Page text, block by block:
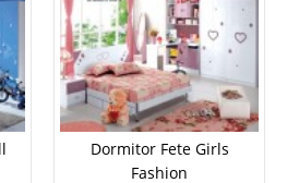
Dormitor Fete Girls
Fashion